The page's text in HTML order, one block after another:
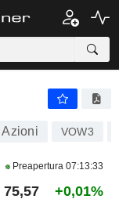
Azioni VOW3
Preapertura 07:13:33
75,57 +0,01%